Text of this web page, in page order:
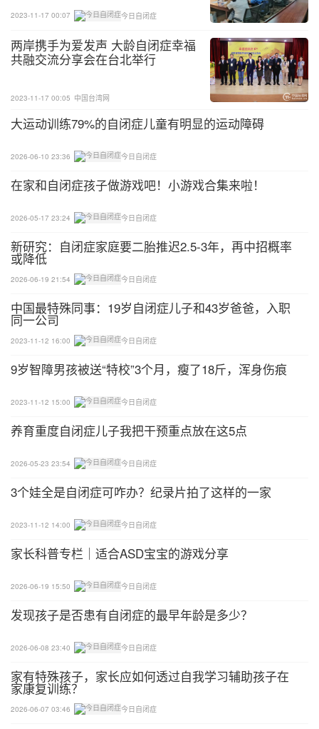
2023-11-17 00:07 今日自闭症
两岸携手为爱发声 大龄自闭症幸福
共融交流分享会在台北举行
2023-11-17 00:05 中国台湾网
大运动训练79%的自闭症儿童有明显的运动障碍
2026-06-10 23:36 今日自闭症
在家和自闭症孩子做游戏吧！小游戏合集来啦！
2026-05-17 23:24 今日自闭症
新研究：自闭症家庭要二胎推迟2.5-3年，再中招概率
或降低
2026-06-19 21:54 今日自闭症
中国最特殊同事：19岁自闭症儿子和43岁爸爸，入职
同一公司
2023-11-12 16:00 今日自闭症
9岁智障男孩被送“特校”3个月，瘦了18斤，浑身伤痕
2023-11-12 15:00 今日自闭症
养育重度自闭症儿子我把干预重点放在这5点
2026-05-23 23:54 今日自闭症
3个娃全是自闭症可咋办？纪录片拍了这样的一家
2023-11-12 14:00 今日自闭症
家长科普专栏｜适合ASD宝宝的游戏分享
2026-06-19 15:50 今日自闭症
发现孩子是否患有自闭症的最早年龄是多少？
2026-06-08 23:40 今日自闭症
家有特殊孩子，家长应如何透过自我学习辅助孩子在
家康复训练？
2026-06-07 03:46 今日自闭症